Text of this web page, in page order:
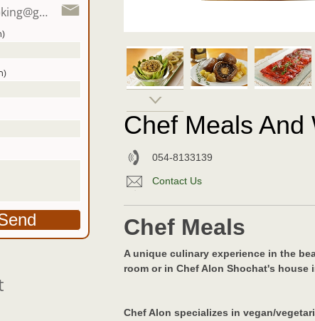
Chef Meals And
054-8133139
Contact Us
Chef Meals
A unique culinary experience in the
room or in Chef Alon Shochat's house
Chef Alon specializes in vegan/
alon.cooking@gmail.com
Name(חובה)
E-mail(חובה)